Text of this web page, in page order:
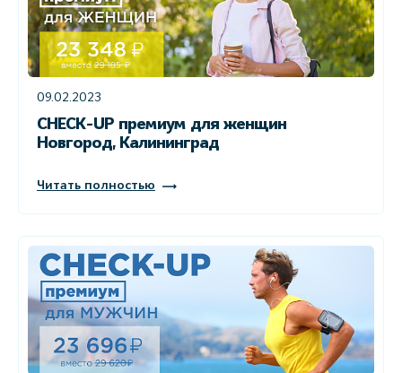
09.02.2023
CHECK-UP премиум для женщин
Новгород, Калининград
Читать полностью